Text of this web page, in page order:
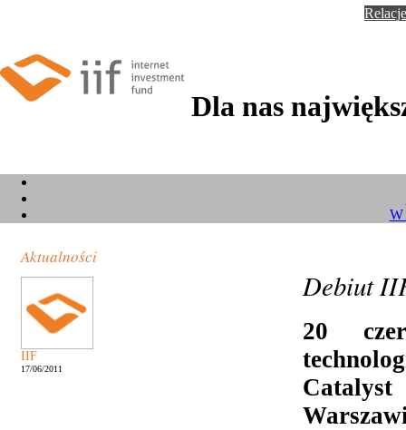
Dla nas
W
Aktualności
IIF
17/06/2011
Debiut
20